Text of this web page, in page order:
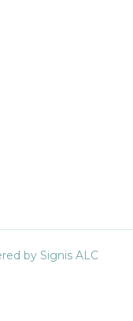
by Signis ALC